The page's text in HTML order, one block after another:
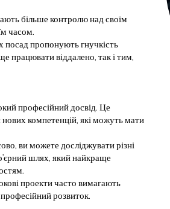
більше контролю над своїм
часом.
посад пропонують гнучкість
працювати віддалено, так і тим,
професійний досвід. Це
компетенцій, які можуть мати
ви можете досліджувати різні
шлях, який найкраще
проекти часто вимагають
розвиток.